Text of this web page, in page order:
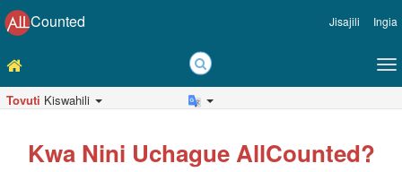
Counted Jisajili Ingia
Tovuti Kiswahili
Kwa Nini Uchague AllCounted?